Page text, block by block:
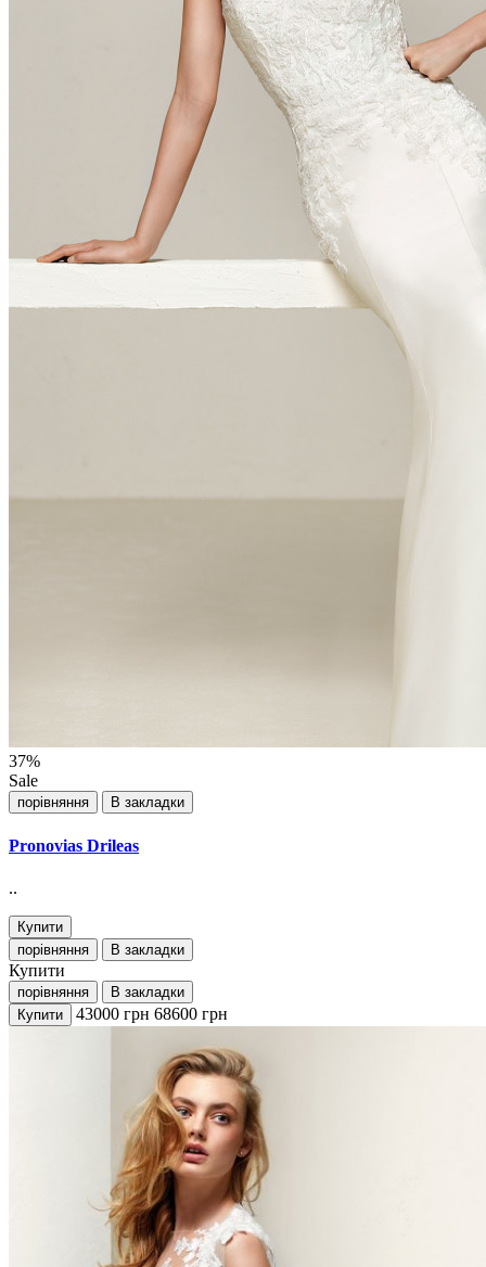
37%
Sale
порівняння В закладки
Pronovias Drileas
..
Купити
порівняння
В закладки
Купити
порівняння
В закладки
Купити
43000 грн 68600 грн